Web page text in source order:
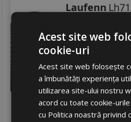
Laufenn
Turisme
Consum
Aderenta B
Zgomot B 72
315RON
406 RON
Acest site web
cookie-uri
Acest site web folosește
a îmbunătăți experiența
utilizarea site-ului nostru
acord cu toate cookie-
cu Politica noastră privind